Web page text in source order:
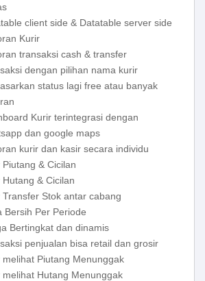
client side & Datatable server side
Kurir
transaksi cash & transfer
dengan pilihan nama kurir
status lagi free atau banyak
Kurir terintegrasi dengan
dan google maps
kurir dan kasir secara individu
Piutang & Cicilan
Hutang & Cicilan
Transfer Stok antar cabang
Bersih Per Periode
Bertingkat dan dinamis
penjualan bisa retail dan grosir
melihat Piutang Menunggak
melihat Hutang Menunggak